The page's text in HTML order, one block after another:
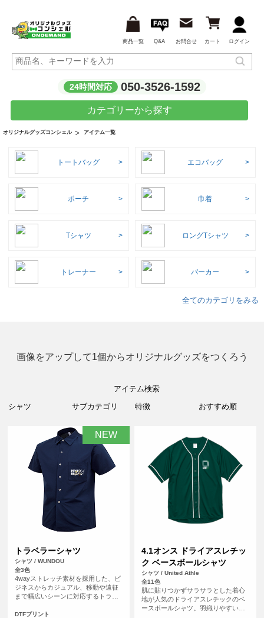
商品一覧 Q&A お問合せ カート ログイン
24時間対応 050-3526-1592
カテゴリーから探す
オリジナルグッズコンシェル アイテム一覧
トートバッグ エコバッグ
ポーチ 巾着
Tシャツ ロングTシャツ
トレーナー パーカー
全てのカテゴリをみる
画像をアップして1個からオリジナルグッズをつくろう
アイテム検索
NEW
トラベラーシャツ
シャツ / WUNDOU
全3色
4wayストレッチ素材を採用した、ビ
ジネスからカジュアル、移動や遠征
まで幅広いシーンに対応するトラベ
用でもストレスを感じにくく、快適
DTFプリント
4.1オンス ドライアスレチッ
ク ベースボールシャツ
シャツ / United Athle
全11色
肌に貼りつかずサラサラとした着心
地が人気のドライアスレチックのベ
ースボールシャツ。羽織りやすい前